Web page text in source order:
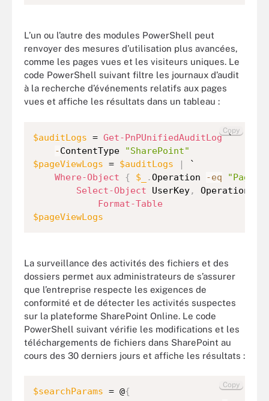
L’un ou l’autre des modules PowerShell peut
renvoyer des mesures d’utilisation plus avancées,
comme les pages vues et les visiteurs uniques. Le
code PowerShell suivant filtre les journaux d’audit
à la recherche d’événements relatifs aux pages
vues et affiche les résultats dans un tableau :
$auditLogs = Get-PnPUnifiedAuditLog `
-ContentType
"SharePoint"
$pageViewLogs = $auditLogs |
`
Where-Object
{ $_ .Operation -eq
Select-Object UserKey, Operation
Format-Table
$pageViewLogs
Copy
La surveillance des activités des fichiers et des
dossiers permet aux administrateurs de s’assurer
que l’entreprise respecte les exigences de
conformité et de détecter les activités suspectes
sur la plateforme SharePoint Online. Le code
PowerShell suivant vérifie les modifications et les
téléchargements de fichiers dans SharePoint au
cours des 30 derniers jours et affiche les résultats :
$searchParams = @{
Copy